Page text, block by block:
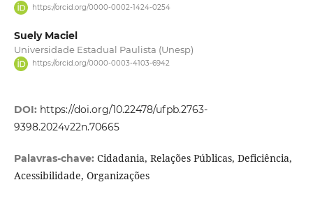
https://orcid.org/0000-0002-1424-0254
Suely Maciel
Universidade Estadual Paulista (Unesp)
https://orcid.org/0000-0003-4103-6942
DOI: https://doi.org/10.22478/ufpb.2763-
9398.2024v22n.70665
Palavras-chave: Cidadania, Relações Públicas, Deficiência,
Acessibilidade, Organizações